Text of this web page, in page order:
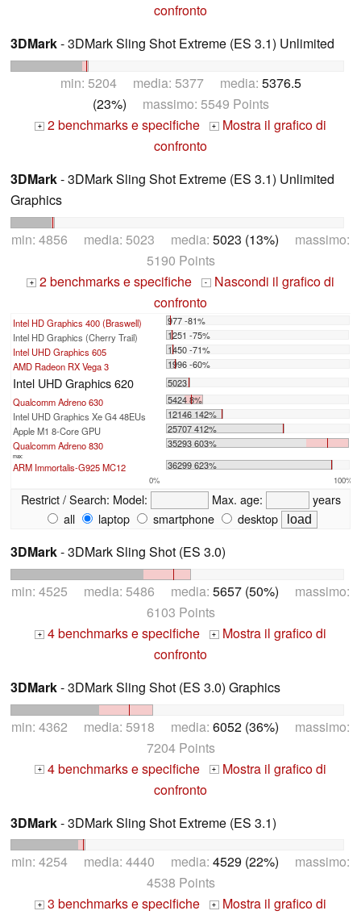
confronto
3DMark- 3DMark Sling Shot Extreme (ES 3.1) Unlimited
min: 5204 media: 5377 media: 5376.5
(23%) massimo: 5549 Points
+ 2 benchmarks e specifiche + Mostra il grafico di
confronto
3DMark- 3DMark Sling Shot Extreme (ES 3.1) Unlimited
Graphics
min: 4856 media: 5023 media: 5023 (13%) massimo:
5190 Points
+ 2 benchmarks e specifiche - Nascondi il grafico di
confronto
Intel HD Graphics 400 (Braswell)
977 -81%
Intel HD Graphics (Cherry Trail)
1251 -75%
Intel UHD Graphics 605
1450 -71%
AMD Radeon RX Vega 3
1996 -60%
Intel UHD Graphics 620
5023
Qualcomm Adreno 630
5424 8%
Intel UHD Graphics Xe G4 48EUs
12146 142%
Apple M1 8-Core GPU
25707 412%
Qualcomm Adreno 830
35293 603%
max:
ARM Immortalis-G925 MC12 36299 623%
0% 100%
Restrict / Search: Model: Max. age:
years
all
laptop smartphone desktop
3DMark- 3DMark Sling Shot (ES 3.0)
min: 4525 media: 5486 media: 5657 (50%) massimo:
6103 Points
+ 4 benchmarks e specifiche + Mostra il grafico di
confronto
3DMark- 3DMark Sling Shot (ES 3.0) Graphics
min: 4362 media: 5918 media: 6052 (36%) massimo:
7204 Points
+ 4 benchmarks e specifiche + Mostra il grafico di
confronto
3DMark- 3DMark Sling Shot Extreme (ES 3.1)
min: 4254 media: 4440 media: 4529 (22%) massimo:
4538 Points
+ 3 benchmarks e specifiche + Mostra il grafico di